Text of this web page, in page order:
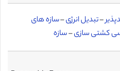
–تبدیل انرژی–سازه های
کشتی سازی–سازه